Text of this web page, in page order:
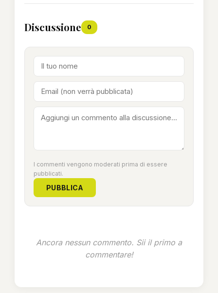
Discussione 0
I commenti vengono moderati prima di essere
pubblicati.
PUBBLICA
Ancora nessun commento. Sii il primo a
commentare!